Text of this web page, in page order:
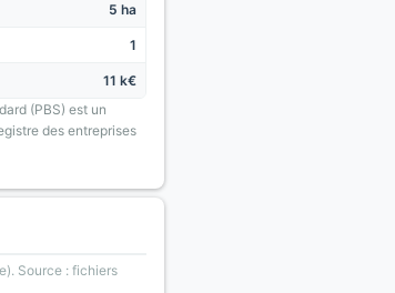
5 ha
1
11 k€
(PBS) est un
des entreprises
Source : fichiers